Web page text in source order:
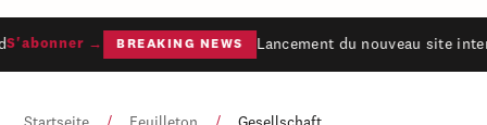
→ BREAKING NEWS Lancement du nouveau site